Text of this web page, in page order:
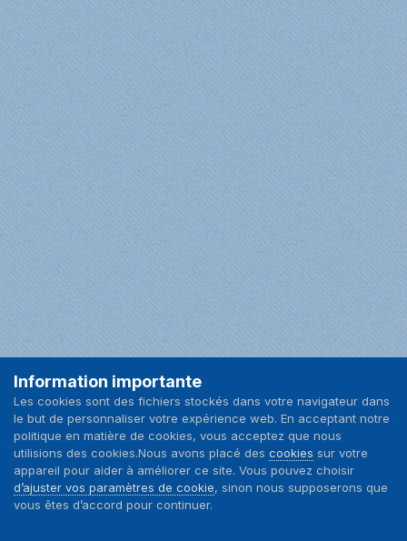
Langue Nous contacter
Facebook
Information importante
Les cookies sont des fichiers stockés dans votre navigateur dans
le but de personnaliser votre expérience web. En acceptant notre
politique en matière de cookies, vous acceptez que nous
utilisions des cookies.Nous avons placé des cookies sur votre
appareil pour aider à améliorer ce site. Vous pouvez choisir
d’ajuster vos paramètres de cookie, sinon nous supposerons que
vous êtes d’accord pour continuer.